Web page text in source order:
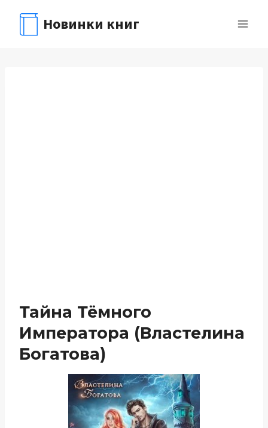
содержимому
Новинки книг
Тайна Тёмного
Императора (Властелина
Богатова)